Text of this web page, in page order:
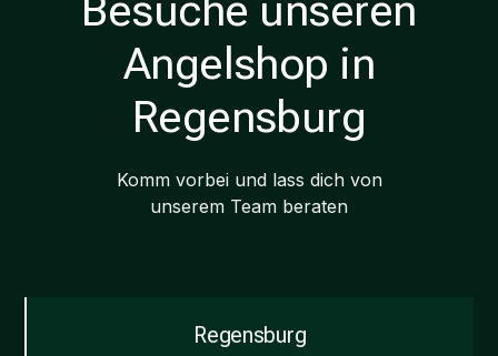
Besuche unseren
Angelshop in
Regensburg
Komm vorbei und lass dich von
unserem Team beraten
Regensburg